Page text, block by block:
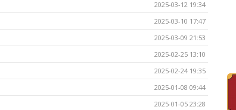
2025-03-12 19:34
2025-03-10 17:47
2025-03-09 21:53
2025-02-25 13:10
2025-02-24 19:35
2025-01-08 09:44
2025-01-05 23:28